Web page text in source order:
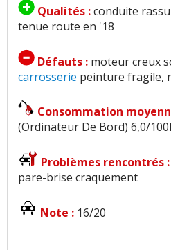
Qualités :conduite
tenue route en '18
Défauts : moteur creux
carrosserie peinture fragile,
Consommation
(Ordinateur De Bord) 6,0/
Problèmes rencontrés :
pare-brise craquement
Note : 16/20